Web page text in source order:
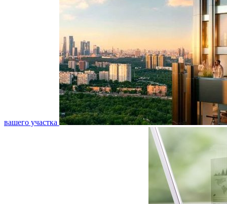
вашего участка